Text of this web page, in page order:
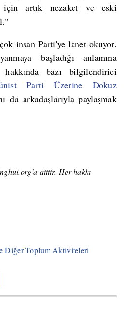
artık nezaket ve eski
insan Parti'ye lanet okuyor.
başladığı anlamına
bazı bilgilendirici
Parti Üzerine Dokuz
da arkadaşlarıyla paylaşmak
aittir. Her hakkı
Diğer Toplum Aktiviteleri